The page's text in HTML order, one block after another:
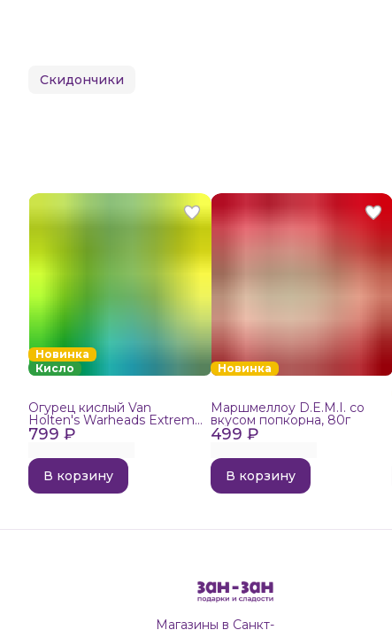
Скидончики
Новинка
Кисло
799 ₽
Огурец кислый Van
Holten's Warheads Extreme
Sour, 140г
В корзину
Новинка
499 ₽
Маршмеллоу D.E.M.I. со
вкусом попкорна, 80г
В корзину
Магазины в Санкт-